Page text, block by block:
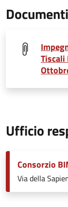
Documenti
Ufficio
Consorzio
Via della